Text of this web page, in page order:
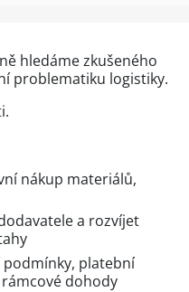
hledáme zkušeného
problematiku logistiky.
nákup materiálů,
a rozvíjet
podmínky, platební
dohody